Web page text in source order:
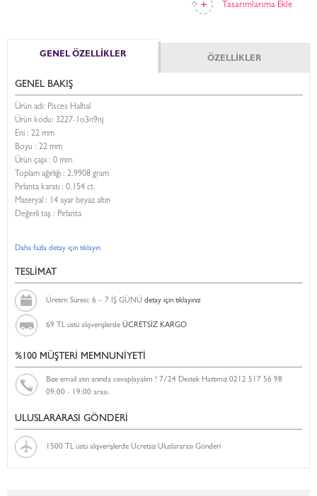
Tasarımlarıma Ekle
GENEL ÖZELLİKLER ÖZELLİKLER
GENEL BAKIŞ
Ürün adı: Pisces Halhal
Ürün kodu: 3227-1o3n9nj
Eni : 22 mm
Boyu : 22 mm
Ürün çapı : 0 mm
Toplam ağırlığı : 2.9908 gram
Pırlanta karatı : 0.154 ct.
Materyal : 14 ayar beyaz altın
Değerli taş : Pırlanta
Daha fazla detay için tıklayın
TESLİMAT
Üretim Süresi: 6 – 7 İŞ GÜNÜ detay için tıklayınız
69 TL üstü alışverişlerde ÜCRETSİZ KARGO
%100 MÜŞTERİ MEMNUNİYETİ
Bize email atın anında cevaplayalım ! 7/24 Destek Hattımız 0212 517 56 98
09:00 - 19:00 arası.
ULUSLARARASI GÖNDERİ
1500 TL üstü alışverişlerde Ücretsiz Uluslararası Gönderi